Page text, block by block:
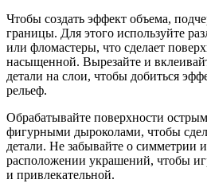
Чтобы создать эффект объема,
границы. Для этого используйте
или фломастеры, что сделает
насыщенной. Вырезайте и
детали на слои, чтобы добиться
рельеф.
Обрабатывайте поверхности
фигурными дыроколами, чтобы
детали. Не забывайте о симметрии
расположении украшений, чтобы
и привлекательной.